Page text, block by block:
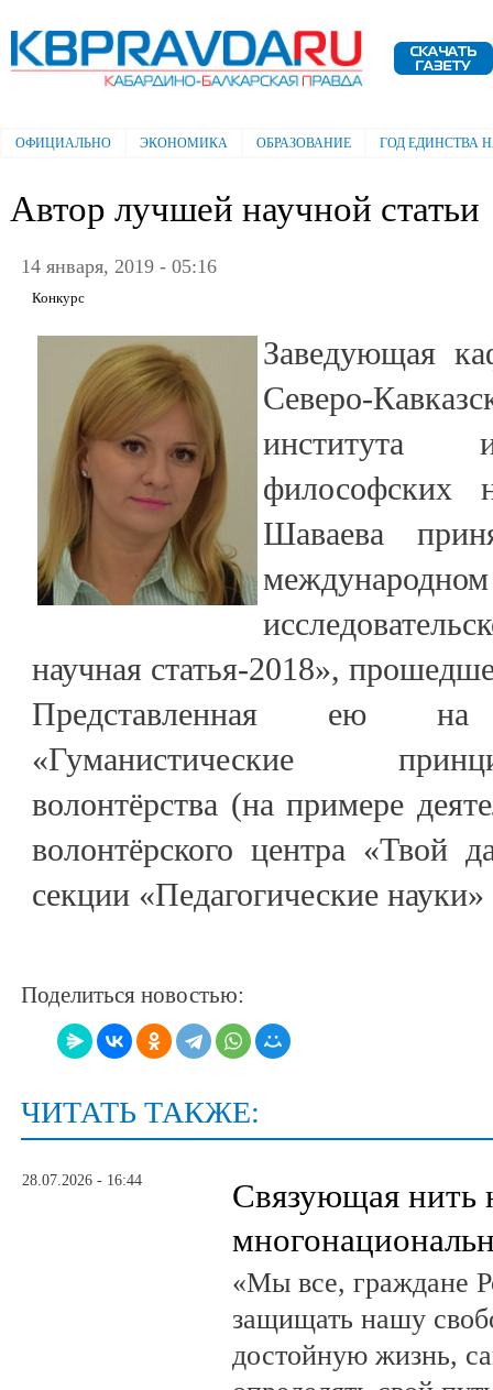
Электронная газета "Кабардино-
Балкарская правда"
Главное меню
ОФИЦИАЛЬНО ЭКОНОМИКА ОБРАЗОВАНИЕ ГОД ЕДИНСТВА
Автор лучшей научной статьи
14 января, 2019 - 05:16
Конкурс
Заведующая
Северо-
института
философских
Шаваева
научная статья-2018»,
Представленная ею
«Гуманистические
волонтёрства (на примере
волонтёрского центра «Твой
секции «Педагогические
Поделиться новостью:
ЧИТАТЬ ТАКЖЕ:
28.07.2026 - 16:44
Связующая нить
«Мы все, граждане
защищать нашу
достойную жизнь,